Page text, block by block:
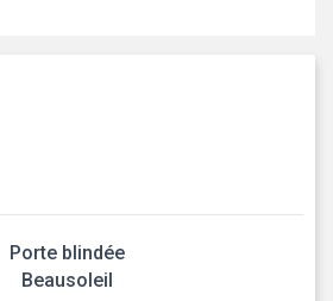
Porte blindée
Beausoleil